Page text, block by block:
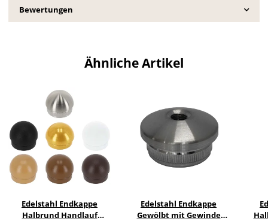
Bewertungen
Ähnliche Artikel
Edelstahl Endkappe
Halbrund Handlauf
Edelstahl Endkappe
Gewölbt mit Gewinde